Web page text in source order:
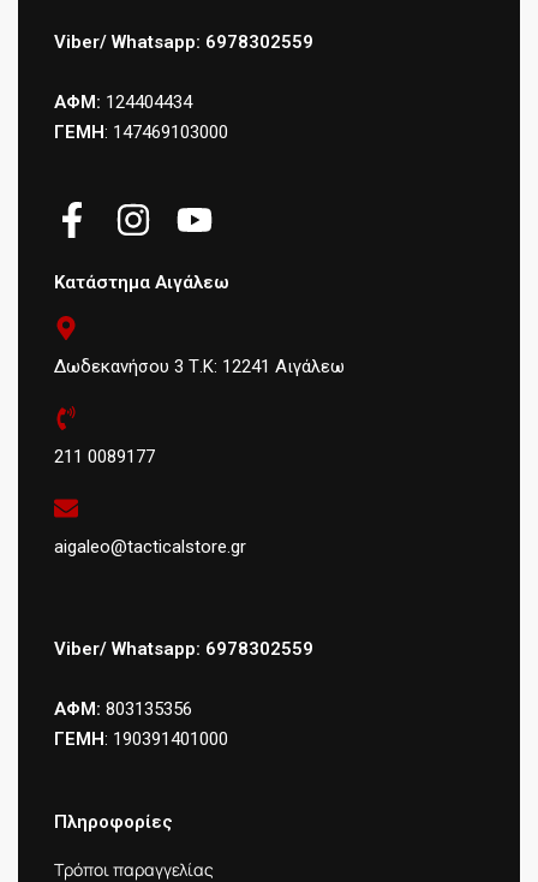
Viber/ Whatsapp: 6978302559
ΑΦΜ: 124404434
ΓΕΜΗ: 147469103000
Κατάστημα Αιγάλεω
Δωδεκανήσου 3 Τ.Κ: 12241 Αιγάλεω
211 0089177
aigaleo@tacticalstore.gr
Viber/ Whatsapp: 6978302559
ΑΦΜ: 803135356
ΓΕΜΗ: 190391401000
Πληροφορίες
Τρόποι παραγγελίας